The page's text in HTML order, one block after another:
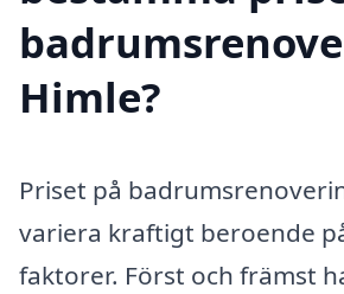
Himle?
Priset på
variera kraftigt beroende
faktorer. Först och främst